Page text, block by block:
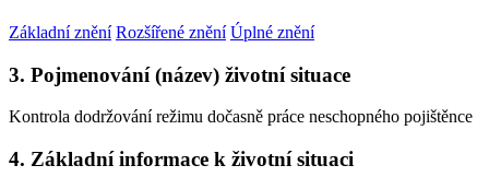
Základní znění Rozšířené znění Úplné znění
3. Pojmenování (název) životní situace
Kontrola dodržování režimu dočasně práce neschopného pojištěnce
4. Základní informace k životní situaci